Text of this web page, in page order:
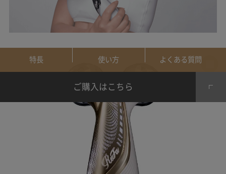
特長 使い方 よくある質問
ご購入はこちら